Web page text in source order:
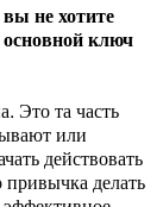
не хотите
ключ
Это та часть
или
действовать
делать